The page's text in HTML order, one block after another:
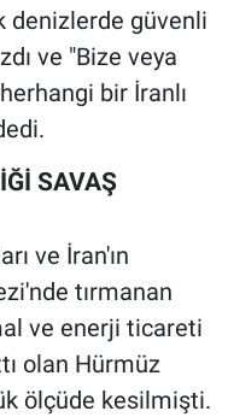
denizlerde güvenli
ve "Bize veya
bir İranlı
SAVAŞ
ve İran'ın
tırmanan
ve enerji ticareti
olan Hürmüz
ölçüde kesilmişti.